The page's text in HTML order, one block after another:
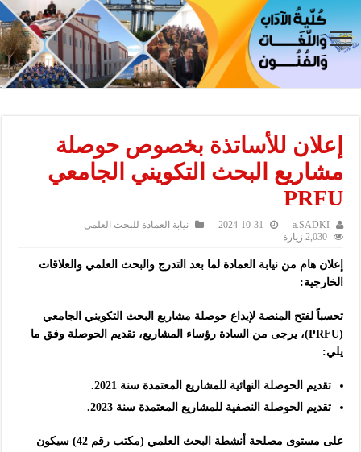
إعلان للأساتذة بخصوص حوصلة
مشاريع البحث التكويني الجامعي
PRFU
a.SADKI
2024-10-31
نيابة العمادة للبحث العلمي
2,030 زيارة
إعلان هام من نيابة العمادة لما بعد التدرج والبحث العلمي والعلاقات
الخارجية:
تحسباً لفتح المنصة لإيداع حوصلة مشاريع البحث التكويني الجامعي
(PRFU)، يرجى من السادة رؤساء المشاريع، تقديم الحوصلة وفق ما
يلي:
تقديم الحوصلة النهائية للمشاريع المعتمدة سنة 2021.
تقديم الحوصلة النصفية للمشاريع المعتمدة سنة 2023.
على مستوى مصلحة أنشطة البحث العلمي (مكتب رقم 42) سيكون